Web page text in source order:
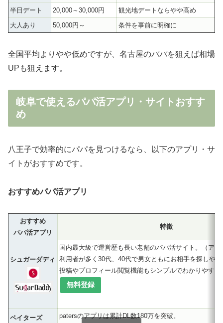
半日デート
20,000～30,000円
観光地デートならやや高め
大人あり
50,000円～ 条件を事前に明確に
全国平均よりやや低めですが、名古屋のパパを狙えば相場
UPも狙えます。
岐阜で使えるパパ活アプリ・サイトおすす
め
八王子で効率的にパパを見つけるなら、以下のアプリ・サ
イトがおすすめです。
おすすめパパ活アプリ
おすすめ
パパ活アプリ
特徴
シュガーダディ
国内最大級で運営歴も長い老舗のパパ活サイト。（ア
利用者が多く30代、40代で男女ともにお相手を探しや
投稿やプロフィール閲覧機能もシンプルでわかりやすく
無料登録
ペイターズ
patersのアプリは累計DL数180万を突破。